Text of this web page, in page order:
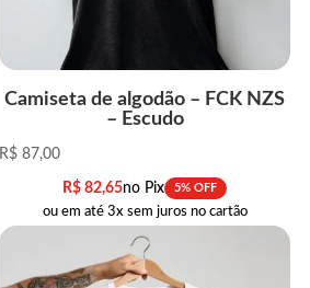
Camiseta de algodão – FCK NZS
– Escudo
R$ 87,00
R$ 82,65no Pix 5% OFF
ou em até 3x sem juros no cartão